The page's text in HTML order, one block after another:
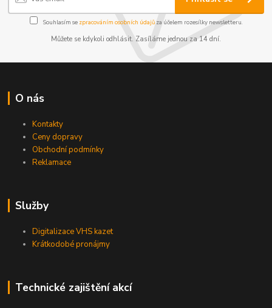
Souhlasím se zpracováním osobních údajůza účelem rozesílky newsletteru.
Můžete se kdykoli odhlásit. Zasíláme jednou za 14 dní.
O nás
Kontakty
Ceny dopravy
Obchodní podmínky
Reklamace
Služby
Digitalizace VHS kazet
Krátkodobé pronájmy
Technické zajištění akcí